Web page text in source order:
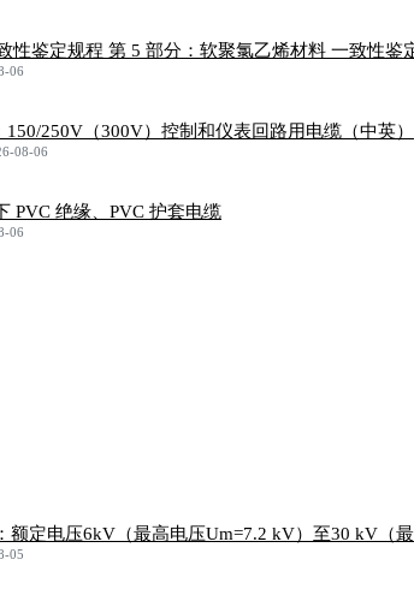
性鉴定规程 第 5 部分：软聚氯乙烯材料 一致性鉴
06
250V（300V）控制和仪表回路用电缆（中英）
08-06
PVC 绝缘、PVC 护套电缆
06
额定电压6kV（最高电压Um=7.2 kV）至30 kV（
05